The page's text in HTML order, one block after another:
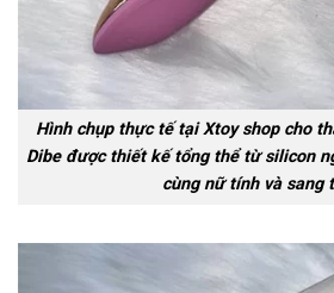
Hình chụp thực tế tại Xtoy shop cho
Dibe được thiết kế tổng thể từ silicon
cùng nữ tính và sang